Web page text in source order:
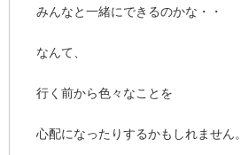
みんなと一緒にできるのかな・・
なんて、
行く前から色々なことを
心配になったりするかもしれません。